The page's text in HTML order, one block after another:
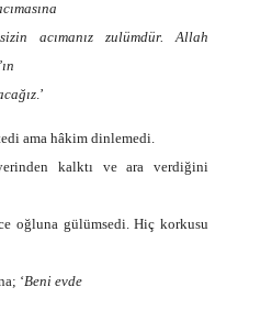
acımanız zulümdür. Allah
.’
ama hâkim dinlemedi.
kalktı ve ara verdiğini
oğluna gülümsedi. Hiç korkusu
‘Beni evde